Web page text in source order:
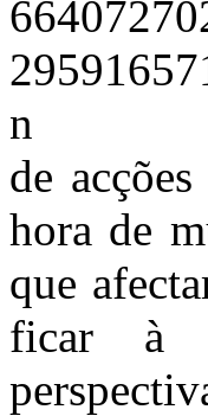
de
hora de
que
ficar à